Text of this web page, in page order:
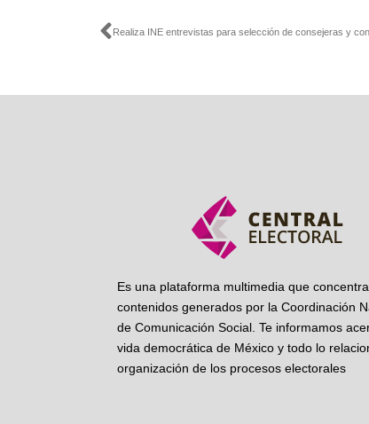
Ant
Es una plataforma multimedia que
contenidos generados por la Coordinación
de Comunicación Social. Te informamos
vida democrática de México y todo lo
organización de los procesos electorales